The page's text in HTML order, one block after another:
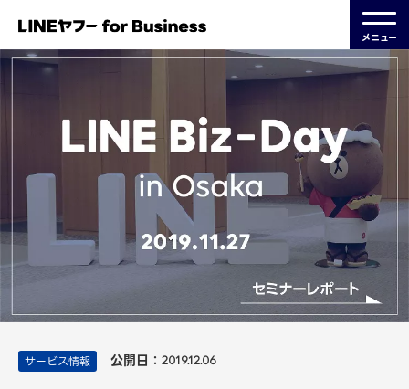
メニュー
サービス情報 公開日： 2019.12.06